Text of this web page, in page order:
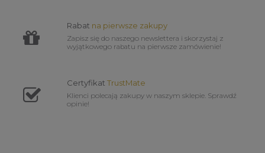
Rabat na pierwsze zakupy
Zapisz się do naszego newslettera i skorzystaj z
wyjątkowego rabatu na pierwsze zamówienie!
Certyfikat TrustMate
Klienci polecają zakupy w naszym sklepie. Sprawdź
opinie!